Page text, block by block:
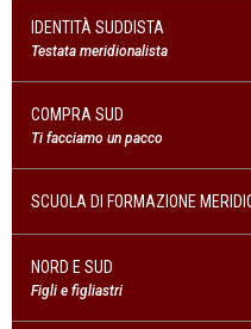
IDENTITÀ SUDDISTA
Testata meridionalista
COMPRA SUD
Ti facciamo un pacco
SCUOLA DI FORMAZIONE
NORD E SUD
Figli e figliastri